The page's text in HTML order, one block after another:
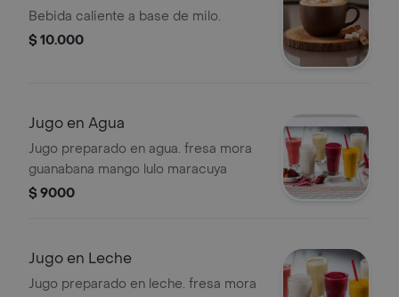
Bebida caliente a base de milo.
$ 10.000
Jugo en Agua
Jugo preparado en agua. fresa mora
guanabana mango lulo maracuya
$ 9000
Jugo en Leche
Jugo preparado en leche. fresa mora